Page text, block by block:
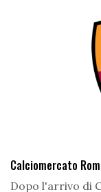
Calciomercato
Dopo l'arrivo di